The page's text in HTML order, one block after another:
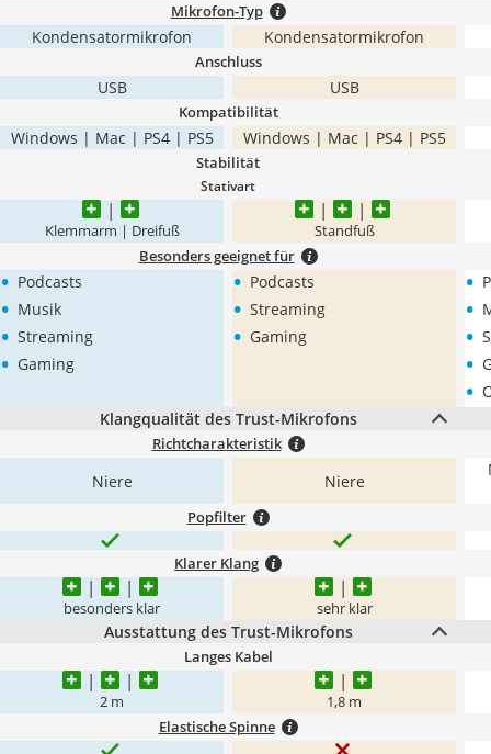
Mikrofon-Typ
Kondensatormikrofon Kondensatormikrofon
Anschluss
USB USB
Kompatibilität
Windows | Mac | PS4 | PS5 Windows | Mac | PS4 | PS5
Stabilität
Stativart
Klemmarm | Dreifuß Standfuß
Besonders geeignet für
• Podcasts
• Musik
• Streaming
• Gaming
• Podcasts
• Streaming
• Gaming
•
•
•
•
•
Klangqualität des Trust-Mikrofons
Richtcharakteristik
Niere Niere
Popfilter
Klarer Klang
besonders klar sehr klar
Ausstattung des Trust-Mikrofons
Langes Kabel
2 m 1,8 m
Elastische Spinne